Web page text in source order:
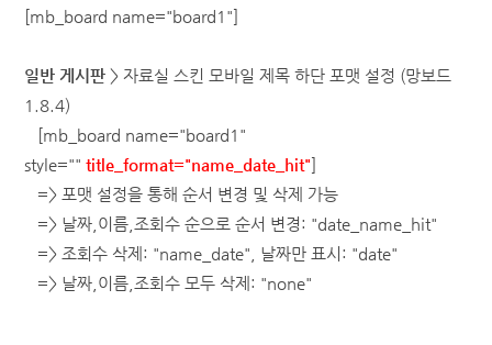
[mb_board name="board1 "]
일반 게시판 > 자료실 스킨 모바일 제목 하단 포맷 설정 (망보드
1.8.4)
[mb_board name="board1"
style="" title_format="name_date_hit"]
=> 포맷 설정을 통해 순서 변경 및 삭제 가능
=> 날짜,이름,조회수 순으로 순서 변경: "date_name_hit"
=> 조회수 삭제: "name_date", 날짜만 표시: "date"
=> 날짜,이름,조회수 모두 삭제: "none"